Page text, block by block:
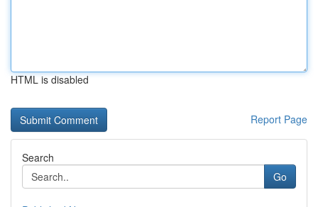
HTML is disabled
Report Page
Search
Go